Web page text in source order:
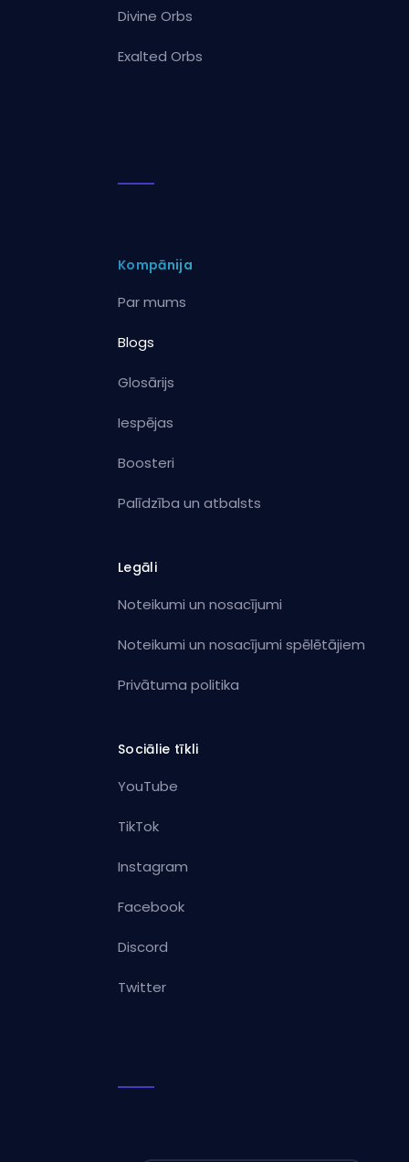
Divine Orbs
Exalted Orbs
Kompānija
Par mums
Blogs
Glosārijs
Iespējas
Boosteri
Palīdzība un atbalsts
Legāli
Noteikumi un nosacījumi
Noteikumi un nosacījumi spēlētājiem
Privātuma politika
Sociālie tīkli
YouTube
TikTok
Instagram
Facebook
Discord
Twitter